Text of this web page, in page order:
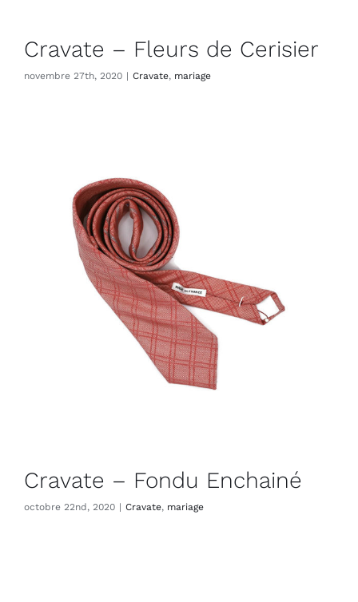
Cravate – Fleurs de Cerisier
novembre 27th, 2020 | Cravate, mariage
Cravate – Fondu Enchainé
octobre 22nd, 2020 | Cravate, mariage